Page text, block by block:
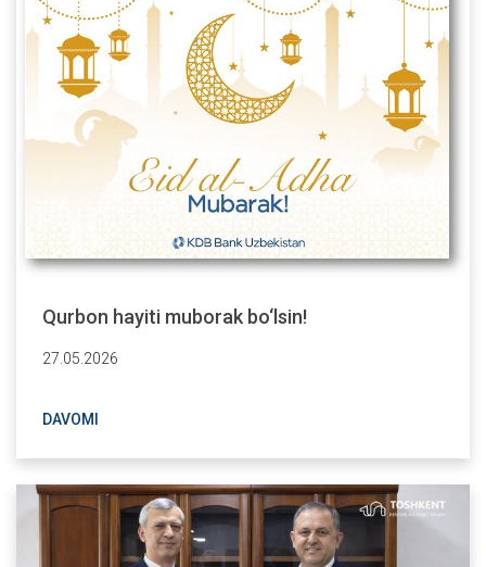
Qurbon hayiti muborak bo‘lsin!
27.05.2026
DAVOMI